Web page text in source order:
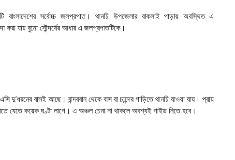
বাংলাদেশের সর্বোচ্চ জলপ্রপাত। থানচি উপজেলার বাকলাই পাড়ায় অবস্থিত এ
যায় বুনো সৌন্দর্যের আধার এ জলপ্রপাতটিকে।
দু’ধরনের বাসই আছে। বান্দরবান থেকে বাস বা চান্দের গাড়িতে থানচি যাওয়া যায়। প্রায়
যেতে কয়েক ঘণ্টা লাগে। এ অঞ্চল চেনা না থাকলে অবশ্যই গাইড নিতে হবে।